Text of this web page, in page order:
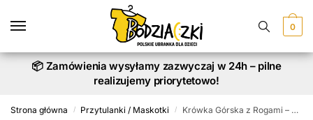
0
📦 Zamówienia wysyłamy zazwyczaj w 24h – pilne
realizujemy priorytetowo!
Strona główna / Przytulanki / Maskotki / Krówka Górska z Rogami – Maskotka z Charakterem (22 cm)